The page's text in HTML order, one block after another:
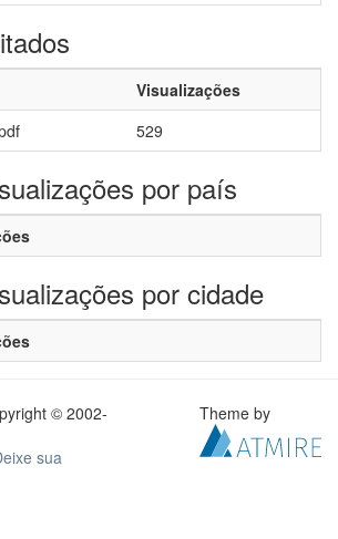
Visualizações
529
por país
por cidade
© 2002-
sua
Theme by